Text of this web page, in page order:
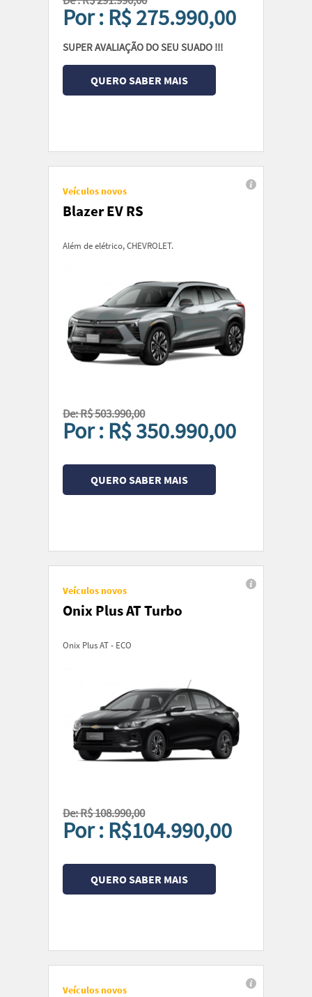
Por : R$ 275.990,00
SUPER AVALIAÇÃO DO SEU SUADO !!!
QUERO SABER MAIS
Veículos novos
Blazer EV RS
Além de elétrico, CHEVROLET.
De: R$ 503.990,00
Por : R$ 350.990,00
QUERO SABER MAIS
Veículos novos
Onix Plus AT Turbo
Onix Plus AT - ECO
De: R$ 108.990,00
Por : R$104.990,00
QUERO SABER MAIS
Veículos novos